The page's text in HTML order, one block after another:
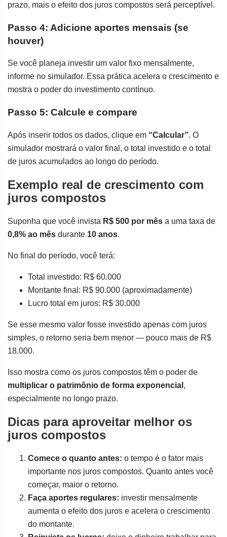
prazo, mais o efeito dos juros compostos será perceptível.
Passo 4: Adicione aportes mensais (se
houver)
Se você planeja investir um valor fixo mensalmente,
informe no simulador. Essa prática acelera o crescimento e
mostra o poder do investimento contínuo.
Passo 5: Calcule e compare
Após inserir todos os dados, clique em “Calcular”. O
simulador mostrará o valor final, o total investido e o total
de juros acumulados ao longo do período.
Exemplo real de crescimento com
juros compostos
Suponha que você invista R$ 500 por mês a uma taxa de
0,8% ao mês durante 10 anos.
No final do período, você terá:
Total investido: R$ 60.000
Montante final: R$ 90.000 (aproximadamente)
Lucro total em juros: R$ 30.000
Se esse mesmo valor fosse investido apenas com juros
simples, o retorno seria bem menor — pouco mais de R$
18.000.
Isso mostra como os juros compostos têm o poder de
multiplicar o patrimônio de forma exponencial ,
especialmente no longo prazo.
Dicas para aproveitar melhor os
juros compostos
Comece o quanto antes: o tempo é o fator mais
importante nos juros compostos. Quanto antes você
começar, maior o retorno.
Faça aportes regulares: investir mensalmente
aumenta o efeito dos juros e acelera o crescimento
do montante.